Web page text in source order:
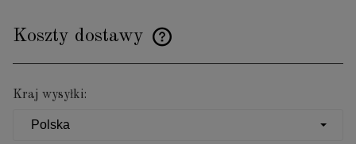
Koszty dostawy
Cena nie zawiera ewentualnych kosztów płatności
Kraj wysyłki: